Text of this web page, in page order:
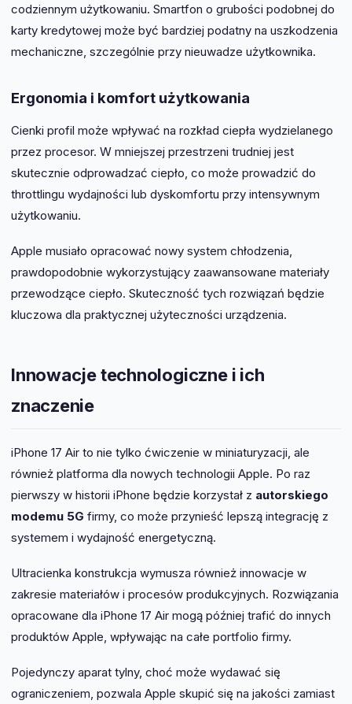
codziennym użytkowaniu. Smartfon o grubości podobnej do
karty kredytowej może być bardziej podatny na uszkodzenia
mechaniczne, szczególnie przy nieuwadze użytkownika.
Ergonomia i komfort użytkowania
Cienki profil może wpływać na rozkład ciepła wydzielanego
przez procesor. W mniejszej przestrzeni trudniej jest
skutecznie odprowadzać ciepło, co może prowadzić do
throttlingu wydajności lub dyskomfortu przy intensywnym
użytkowaniu.
Apple musiało opracować nowy system chłodzenia,
prawdopodobnie wykorzystujący zaawansowane materiały
przewodzące ciepło. Skuteczność tych rozwiązań będzie
kluczowa dla praktycznej użyteczności urządzenia.
Innowacje technologiczne i ich
znaczenie
iPhone 17 Air to nie tylko ćwiczenie w miniaturyzacji, ale
również platforma dla nowych technologii Apple. Po raz
pierwszy w historii iPhone będzie korzystał z autorskiego
modemu 5G firmy, co może przynieść lepszą integrację z
systemem i wydajność energetyczną.
Ultracienka konstrukcja wymusza również innowacje w
zakresie materiałów i procesów produkcyjnych. Rozwiązania
opracowane dla iPhone 17 Air mogą później trafić do innych
produktów Apple, wpływając na całe portfolio firmy.
Pojedynczy aparat tylny, choć może wydawać się
ograniczeniem, pozwala Apple skupić się na jakości zamiast